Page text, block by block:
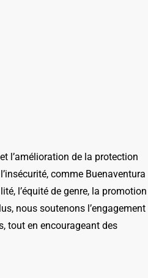
l’amélioration de la protection
comme Buenaventura
l’équité de genre, la promotion
nous soutenons l’engagement
tout en encourageant des